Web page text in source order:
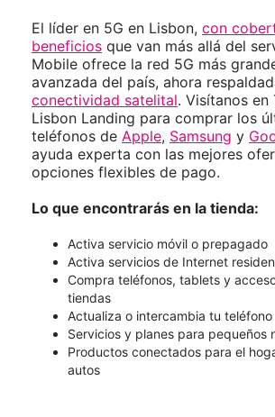
El líder en 5G en Lisbon, con
beneficios que van más allá del
Mobile ofrece la red 5G más
avanzada del país, ahora
conectividad satelital. Visítanos en
Lisbon Landing para comprar los
teléfonos de Apple, Samsung y
ayuda experta con las mejores
opciones flexibles de pago.
Lo que encontrarás en la tienda:
Activa servicio móvil o prepagado
Activa servicios de Internet
Compra teléfonos, tablets y
tiendas
Actualiza o intercambia tu teléfono
Servicios y planes para pequeños
Productos conectados para el
autos